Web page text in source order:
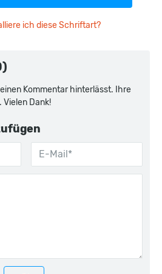
ich diese Schriftart?
Kommentar hinterlässt. Ihre
Vielen Dank!